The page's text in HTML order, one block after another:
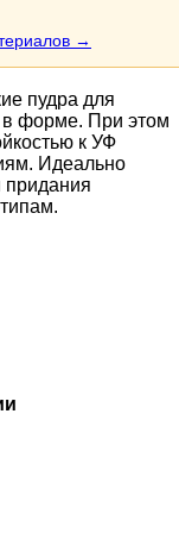
→
пудра для
в форме. При этом
к УФ
Идеально
придания